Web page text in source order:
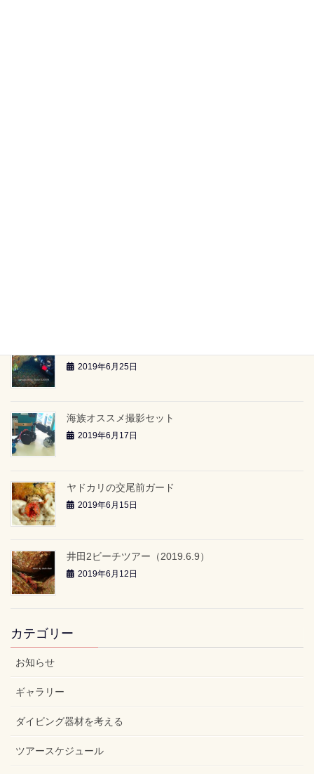
2019年6月25日
海族オススメ撮影セット
2019年6月17日
ヤドカリの交尾前ガード
2019年6月15日
井田2ビーチツアー（2019.6.9）
2019年6月12日
カテゴリー
お知らせ
ギャラリー
ダイビング器材を考える
ツアースケジュール